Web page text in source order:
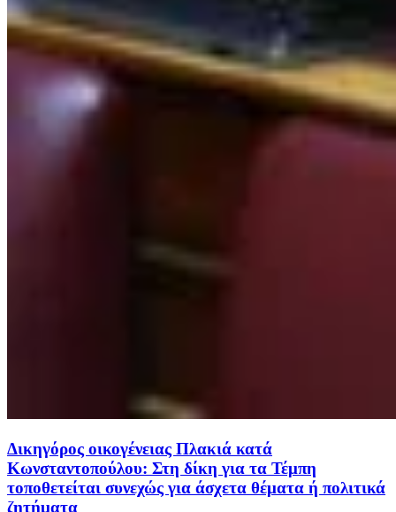
Δικηγόρος οικογένειας Πλακιά κατά
Κωνσταντοπούλου: Στη δίκη για τα Τέμπη
τοποθετείται συνεχώς για άσχετα θέματα ή πολιτικά
ζητήματα